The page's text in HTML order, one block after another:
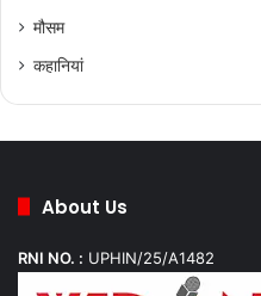
मौसम
कहानियां
About Us
RNI NO. : UPHIN/25/A1482